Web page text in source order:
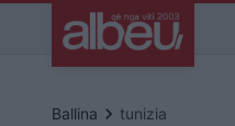
Ballina keyboard_arrow_right tunizia